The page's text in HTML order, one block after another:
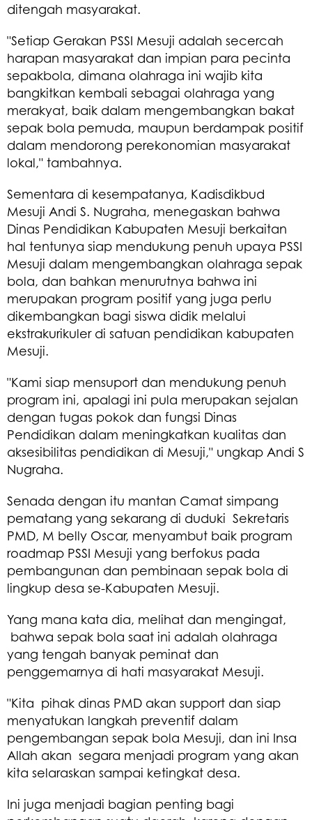
ditengah masyarakat.
"Setiap Gerakan PSSI Mesuji adalah secercah
harapan masyarakat dan impian para pecinta
sepakbola, dimana olahraga ini wajib kita
bangkitkan kembali sebagai olahraga yang
merakyat, baik dalam mengembangkan bakat
sepak bola pemuda, maupun berdampak positif
dalam mendorong perekonomian masyarakat
lokal," tambahnya.
Sementara di kesempatanya, Kadisdikbud
Mesuji Andi S. Nugraha, menegaskan bahwa
Dinas Pendidikan Kabupaten Mesuji berkaitan
hal tentunya siap mendukung penuh upaya PSSI
Mesuji dalam mengembangkan olahraga sepak
bola, dan bahkan menurutnya bahwa ini
merupakan program positif yang juga perlu
dikembangkan bagi siswa didik melalui
ekstrakurikuler di satuan pendidikan kabupaten
Mesuji.
"Kami siap mensuport dan mendukung penuh
program ini, apalagi ini pula merupakan sejalan
dengan tugas pokok dan fungsi Dinas
Pendidikan dalam meningkatkan kualitas dan
aksesibilitas pendidikan di Mesuji," ungkap Andi S
Nugraha.
Senada dengan itu mantan Camat simpang
pematang yang sekarang di duduki Sekretaris
PMD, M belly Oscar, menyambut baik program
roadmap PSSI Mesuji yang berfokus pada
pembangunan dan pembinaan sepak bola di
lingkup desa se-Kabupaten Mesuji.
Yang mana kata dia, melihat dan mengingat,
bahwa sepak bola saat ini adalah olahraga
yang tengah banyak peminat dan
penggemarnya di hati masyarakat Mesuji.
"Kita pihak dinas PMD akan support dan siap
menyatukan langkah preventif dalam
pengembangan sepak bola Mesuji, dan ini Insa
Allah akan segara menjadi program yang akan
kita selaraskan sampai ketingkat desa.
Ini juga menjadi bagian penting bagi